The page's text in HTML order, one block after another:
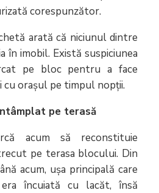
corespunzător.
arată că niciunul dintre
în imobil. Există suspiciunea
pe bloc pentru a face
orașul pe timpul nopții.
pe terasă
acum să reconstituie
pe terasa blocului. Din
acum, uşa principală care
încuiată cu lacăt, însă